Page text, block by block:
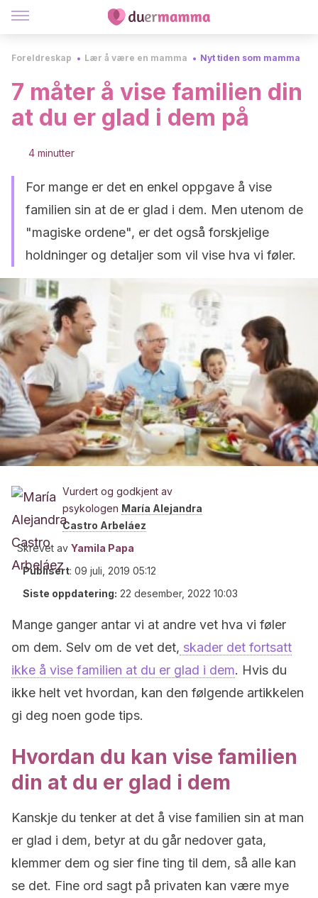
Foreldreskap Lær å være en mamma Nyt tiden som mamma
7 måter å vise familien din
at du er glad i dem på
4 minutter
For mange er det en enkel oppgave å vise
familien sin at de er glad i dem. Men utenom de
"magiske ordene", er det også forskjelige
holdninger og detaljer som vil vise hva vi føler.
Vurdert og godkjent av
psykologen María Alejandra
Castro Arbeláez
Skrevet av Yamila Papa
Publisert: 09 juli, 2019 05:12
Siste oppdatering: 22 desember, 2022 10:03
Mange ganger antar vi at andre vet hva vi føler
om dem. Selv om de vet det, skader det fortsatt
ikke å vise familien at du er glad i dem. Hvis du
ikke helt vet hvordan, kan den følgende artikkelen
gi deg noen gode tips.
Hvordan du kan vise familien
din at du er glad i dem
Kanskje du tenker at det å vise familien sin at man
er glad i dem, betyr at du går nedover gata,
klemmer dem og sier fine ting til dem, så alle kan
se det. Fine ord sagt på privaten kan være mye